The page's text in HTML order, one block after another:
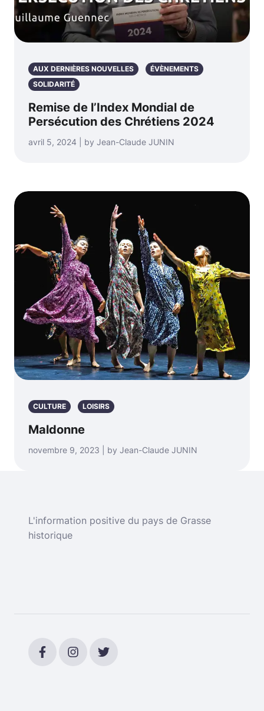
AUX DERNIÈRES NOUVELLES
ÉVÈNEMENTS
SOLIDARITÉ
Remise de l’Index Mondial de
Persécution des Chrétiens 2024
avril 5, 2024 | by Jean-Claude JUNIN
CULTURE LOISIRS
Maldonne
novembre 9, 2023 | by Jean-Claude JUNIN
L'information positive du pays de Grasse
historique